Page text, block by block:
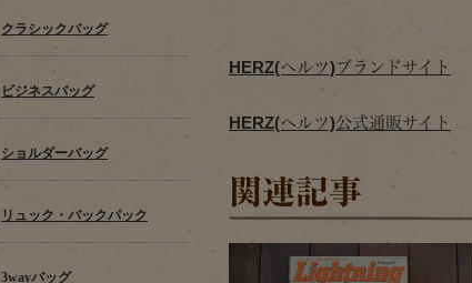
クラシックバッグ
ビジネスバッグ
ショルダーバッグ
リュック・バックパック
3wayバッグ
HERZ(ヘルツ)ブランドサイト
HERZ(ヘルツ)公式通販サイト
関連記事